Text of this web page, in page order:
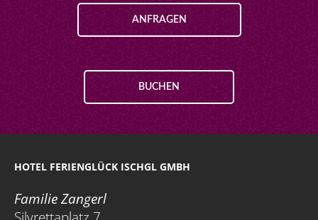
ANFRAGEN
BUCHEN
HOTEL FERIENGLÜCK ISCHGL GMBH
Familie Zangerl